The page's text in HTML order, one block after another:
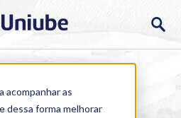
acompanhar as
dessa forma melhorar